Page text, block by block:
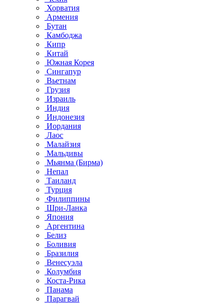
Хорватия
Армения
Бутан
Камбоджа
Кипр
Китай
Южная Корея
Сингапур
Вьетнам
Грузия
Израиль
Индия
Индонезия
Иордания
Лаос
Малайзия
Мальдивы
Мьянма (Бирма)
Непал
Таиланд
Турция
Филиппины
Шри-Ланка
Япония
Аргентина
Белиз
Боливия
Бразилия
Венесуэла
Колумбия
Коста-Рика
Панама
Парагвай